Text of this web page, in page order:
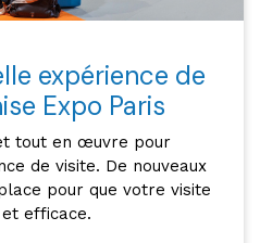
expérience de
Expo Paris
tout en œuvre pour
de visite. De nouveaux
pour que votre visite
efficace.